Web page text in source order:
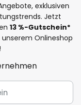
exklusiven
Jetzt
13 %-Gutschein*
unserem Onlineshop